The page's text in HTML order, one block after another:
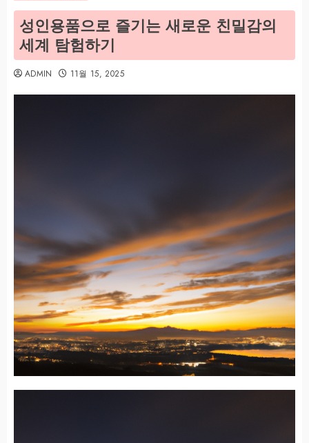
성인용품으로 즐기는 새로운 친밀감의
세계 탐험하기
ADMIN 11월 15, 2025